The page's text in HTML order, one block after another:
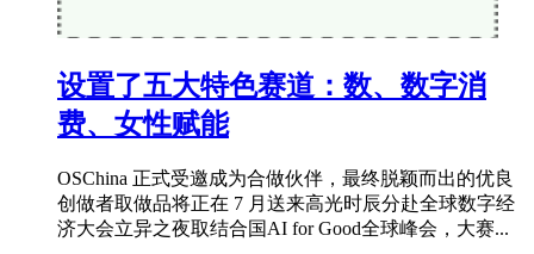
设置了五大特色赛道：数、数字消
费、女性赋能
OSChina 正式受邀成为合做伙伴，最终脱颖而出的优良
创做者取做品将正在 7 月送来高光时辰分赴全球数字经
济大会立异之夜取结合国AI for Good全球峰会，大赛...